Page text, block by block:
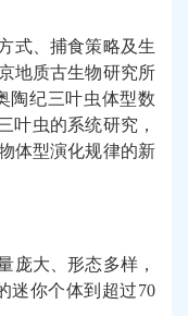
式、捕食策略及生
地质古生物研究所
陶纪三叶虫体型数
叶虫的系统研究，
体型演化规律的新
庞大、形态多样，
迷你个体到超过70